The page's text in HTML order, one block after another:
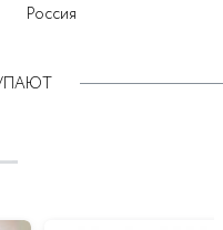
Россия